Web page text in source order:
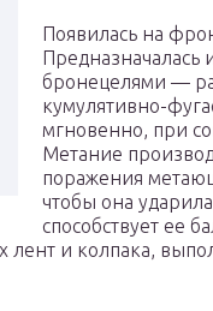
Появилась на
Предназначалась
бронецелями —
кумулятивно-
мгновенно, при
Метание
поражения
чтобы она
способствует ее
лент и колпака,